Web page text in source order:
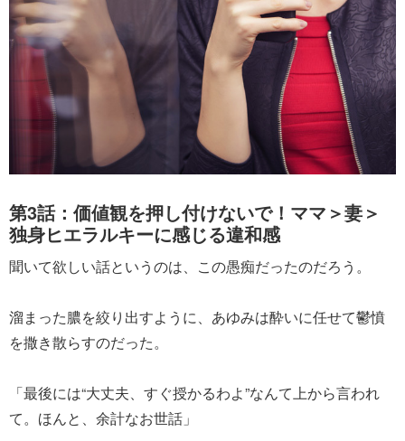
第3話：価値観を押し付けないで！ママ＞妻＞
独身ヒエラルキーに感じる違和感
聞いて欲しい話というのは、この愚痴だったのだろう。
溜まった膿を絞り出すように、あゆみは酔いに任せて鬱憤
を撒き散らすのだった。
「最後には“大丈夫、すぐ授かるわよ”なんて上から言われ
て。ほんと、余計なお世話」